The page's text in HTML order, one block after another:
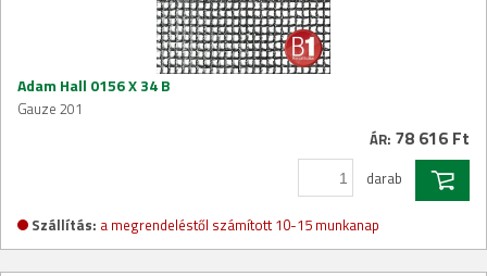
Adam Hall 0156 X 34 B
Gauze 201
ÁR: 78 616 Ft
darab
Szállítás: a megrendeléstől számított 10-15 munkanap